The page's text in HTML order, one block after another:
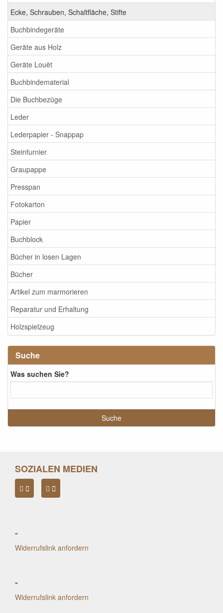
Ecke, Schrauben, Schaltfläche, Stifte
Buchbindegeräte
Geräte aus Holz
Geräte Louët
Buchbindematerial
Die Buchbezüge
Leder
Lederpapier - Snappap
Steinfurnier
Graupappe
Presspan
Fotokarton
Papier
Buchblock
Bücher in losen Lagen
Bücher
Artikel zum marmorieren
Reparatur und Erhaltung
Holzspielzeug
Suche
Was suchen Sie?
SOZIALEN MEDIEN
-
Widerrufslink anfordern
-
Widerrufslink anfordern